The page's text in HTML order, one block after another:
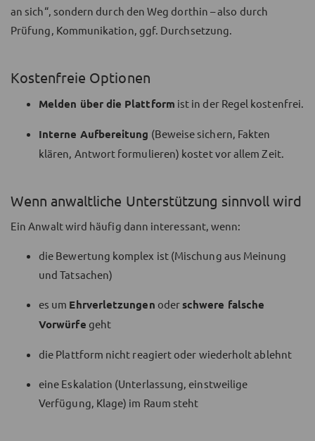
an sich“, sondern durch den Weg dorthin – also durch
Prüfung, Kommunikation, ggf. Durchsetzung.
Kostenfreie Optionen
Melden über die Plattform ist in der Regel kostenfrei.
Interne Aufbereitung (Beweise sichern, Fakten
klären, Antwort formulieren) kostet vor allem Zeit.
Wenn anwaltliche Unterstützung sinnvoll wird
Ein Anwalt wird häufig dann interessant, wenn:
die Bewertung komplex ist (Mischung aus Meinung
und Tatsachen)
es um Ehrverletzungen oderschwere falsche
Vorwürfe geht
die Plattform nicht reagiert oder wiederholt ablehnt
eine Eskalation (Unterlassung, einstweilige
Verfügung, Klage) im Raum steht